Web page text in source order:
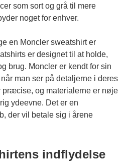
som sort og grå til mere
noget for enhver.
en Moncler sweatshirt er
er designet til at holde,
brug. Moncler er kendt for sin
man ser på detaljerne i deres
præcise, og materialerne er nøje
ydeevne. Det er en
der vil betale sig i årene
indflydelse